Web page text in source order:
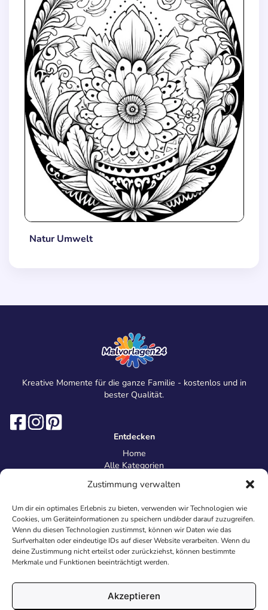
Zustimmung verwalten
Um dir ein optimales Erlebnis zu bieten, verwenden wir Technologien wie
Cookies, um Geräteinformationen zu speichern und/oder darauf zuzugreifen.
Wenn du diesen Technologien zustimmst, können wir Daten wie das
Surfverhalten oder eindeutige IDs auf dieser Website verarbeiten. Wenn du
deine Zustimmung nicht erteilst oder zurückziehst, können bestimmte
Merkmale und Funktionen beeinträchtigt werden.
Akzeptieren
Natur Umwelt
Kreative Momente für die ganze Familie - kostenlos und in
bester Qualität.
Entdecken
Home
Alle Kategorien
Information
Über uns
Kontakt
Inhaltsrichtlinien
Recht & Datenschutz
Impressum
AGB
Cookies